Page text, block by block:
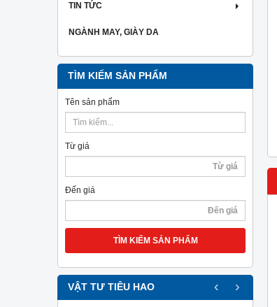
TIN TỨC
NGÀNH MAY, GIÀY DA
TÌM KIẾM SẢN PHẨM
Tên sản phẩm
Từ giá
Đến giá
TÌM KIẾM SẢN PHẨM
VẬT TƯ TIÊU HAO ‹ ›